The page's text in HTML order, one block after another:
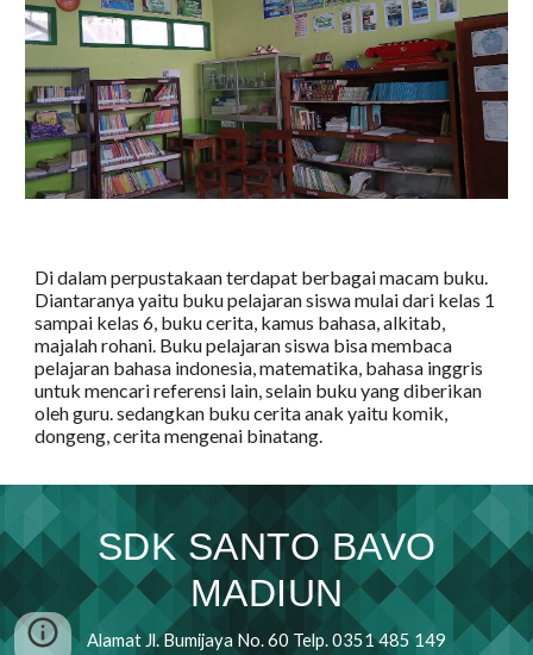
Di dalam perpustakaan terdapat berbagai macam buku.
Diantaranya yaitu buku pelajaran siswa mulai dari kelas 1
sampai kelas 6, buku cerita, kamus bahasa, alkitab,
majalah rohani. Buku pelajaran siswa bisa membaca
pelajaran bahasa indonesia, matematika, bahasa inggris
untuk mencari referensi lain, selain buku yang diberikan
oleh guru. sedangkan buku cerita anak yaitu komik,
dongeng, cerita mengenai binatang.
SDK SANTO BAVO
MADIUN
Alamat Jl. Bumijaya No. 60 Telp. 0351 485 149